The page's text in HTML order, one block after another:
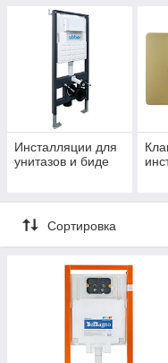
можете выбрать модели
под заказ. Все товары
производителя.
Специалисты
подходящую систему
помещения, типа
доставку по Алматы и
Инсталляции для
унитазов и биде
Сортировка